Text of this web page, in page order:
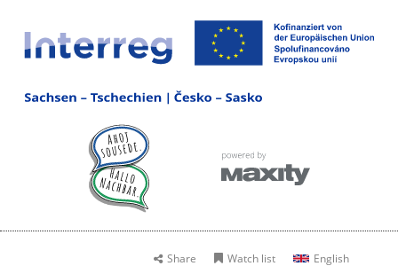
Share Watch list English